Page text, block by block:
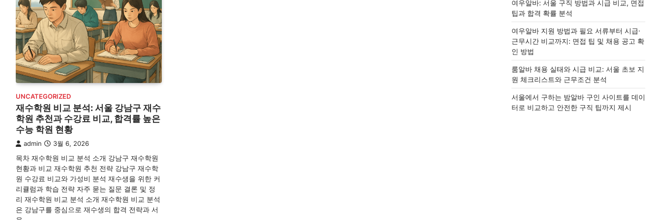
UNCATEGORIZED
재수학원 비교 분석: 서울 강남구 재수
학원 추천과 수강료 비교, 합격률 높은
수능 학원 현황
admin 3월 6, 2026
목차 재수학원 비교 분석 소개 강남구 재수학원
현황과 비교 재수학원 추천 전략 강남구 재수학
원 수강료 비교와 가성비 분석 재수생을 위한 커
리큘럼과 학습 전략 자주 묻는 질문 결론 및 정
리 재수학원 비교 분석 소개 재수학원 비교 분석
은 강남구를 중심으로 재수생의 합격 전략과 서
여우알바: 서울 구직 방법과 시급 비교, 면접
팁과 합격 확률 분석
여우알바 지원 방법과 필요 서류부터 시급·
근무시간 비교까지: 면접 팁 및 채용 공고 확
인 방법
룸알바 채용 실태와 시급 비교: 서울 초보 지
원 체크리스트와 근무조건 분석
서울에서 구하는 밤알바 구인 사이트를 데이
터로 비교하고 안전한 구직 팁까지 제시